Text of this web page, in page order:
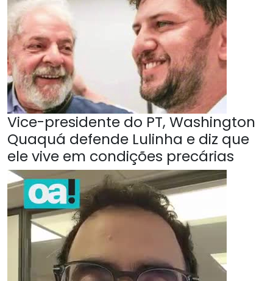
Vice-presidente do PT, Washington
Quaquá defende Lulinha e diz que
ele vive em condições precárias